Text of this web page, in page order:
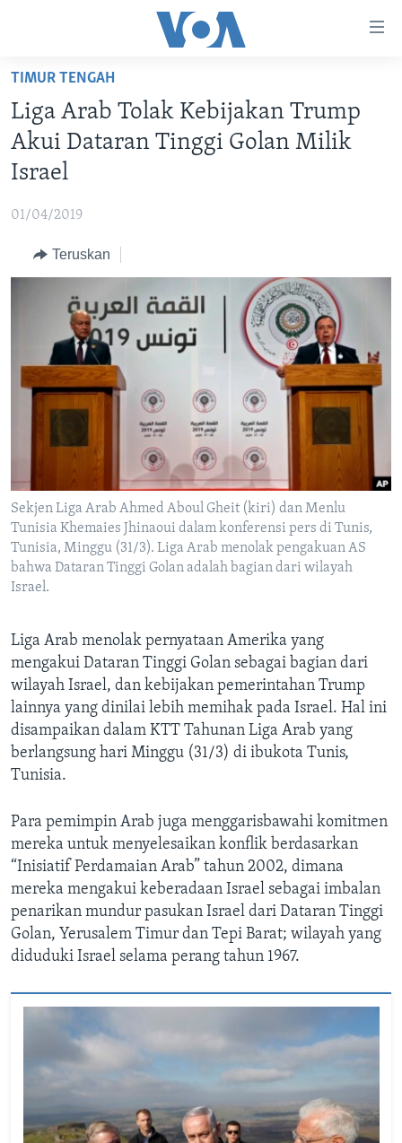
Akses
Lanjut
ke
Konten
Utama
ke
Utama
Lanjut
DUNIA
VIDEO
DAFTAR PROGRAM
IKUTI KAMI
Bahasa-bahasa
TIMUR TENGAH
Liga Arab Tolak Kebijakan Trump
Akui Dataran Tinggi Golan Milik
Israel
01/04/2019
Teruskan
Sekjen Liga Arab Ahmed Aboul Gheit (kiri) dan Menlu
Tunisia Khemaies Jhinaoui dalam konferensi pers di Tunis,
Tunisia, Minggu (31/3). Liga Arab menolak pengakuan AS
bahwa Dataran Tinggi Golan adalah bagian dari wilayah
Israel.
Liga Arab menolak pernyataan Amerika yang
mengakui Dataran Tinggi Golan sebagai bagian dari
wilayah Israel, dan kebijakan pemerintahan Trump
lainnya yang dinilai lebih memihak pada Israel. Hal ini
disampaikan dalam KTT Tahunan Liga Arab yang
berlangsung hari Minggu (31/3) di ibukota Tunis,
Tunisia.
Para pemimpin Arab juga menggarisbawahi komitmen
mereka untuk menyelesaikan konflik berdasarkan
“Inisiatif Perdamaian Arab” tahun 2002, dimana
mereka mengakui keberadaan Israel sebagai imbalan
penarikan mundur pasukan Israel dari Dataran Tinggi
Golan, Yerusalem Timur dan Tepi Barat; wilayah yang
diduduki Israel selama perang tahun 1967.